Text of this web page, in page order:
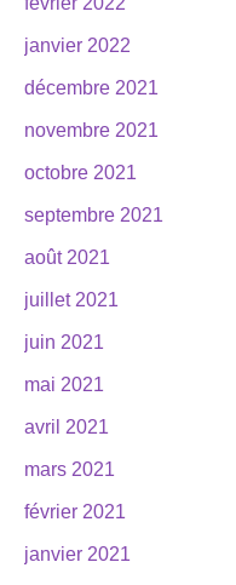
janvier 2022
décembre 2021
novembre 2021
octobre 2021
septembre 2021
août 2021
juillet 2021
juin 2021
mai 2021
avril 2021
mars 2021
février 2021
janvier 2021